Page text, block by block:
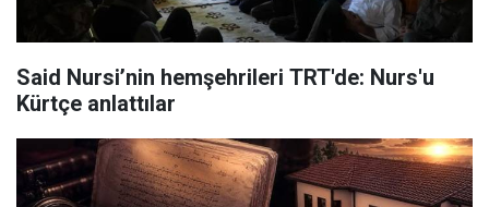
Said Nursi’nin hemşehrileri TRT'de: Nurs'u
Kürtçe anlattılar